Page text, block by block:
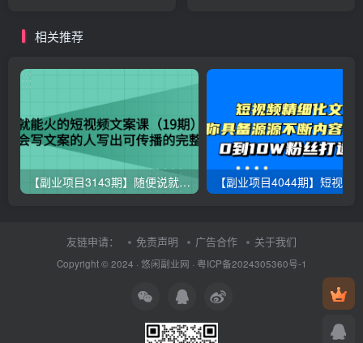
相关推荐
【副业项目3143期】随便说就能火的短视频文案课：让不会写文案的人写出可传播的完整文案
友链申请： 免责声明 广告合作 关于我们
Copyright © 2024 · 悠闲副业网 · 粤ICP备2024305360号-1